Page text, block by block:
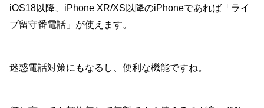
iOS18以降、iPhone XR/XS以降のiPhoneであれば「ライ
ブ留守番電話」が使えます。
迷惑電話対策にもなるし、便利な機能ですね。